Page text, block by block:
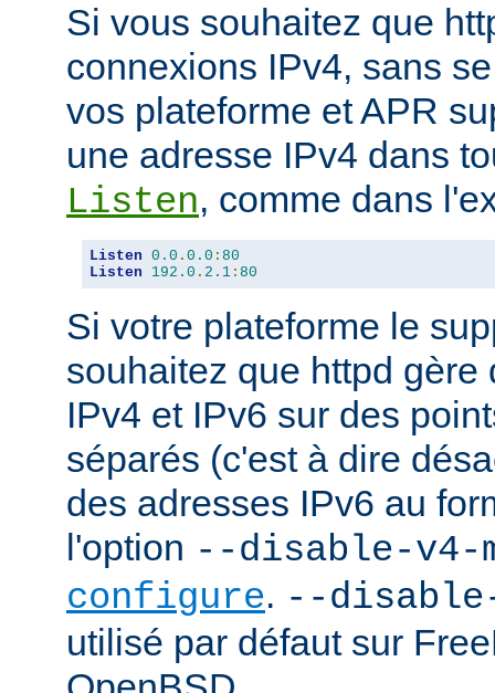
Si vous souhaitez que
connexions IPv4, sans
vos plateforme et APR
une adresse IPv4 dans
Listen, comme dans
Listen 0.0 . 0.0 : 80
Listen
192.0 . 2.1 : 80
Si votre plateforme le
souhaitez que httpd gère
IPv4 et IPv6 sur des
séparés (c'est à dire
des adresses IPv6 au
l'option --disable-v4-
configure. --disable-
utilisé par défaut sur